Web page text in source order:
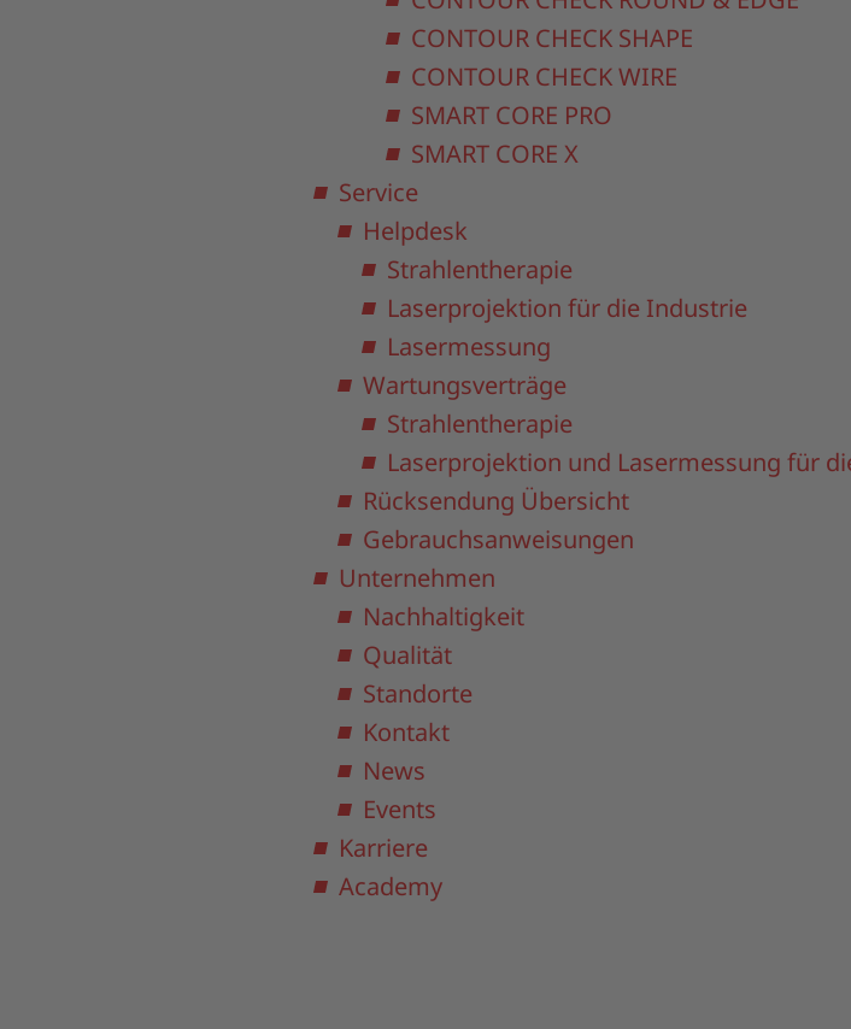
CONTOUR CHECK SHAPE
CONTOUR CHECK WIRE
SMART CORE PRO
SMART CORE X
Service
Helpdesk
Strahlentherapie
Laserprojektion für die Industrie
Lasermessung
Wartungsverträge
Strahlentherapie
Laserprojektion und Lasermessung für
Rücksendung Übersicht
Gebrauchsanweisungen
Unternehmen
Nachhaltigkeit
Qualität
Standorte
Kontakt
News
Events
Karriere
Academy